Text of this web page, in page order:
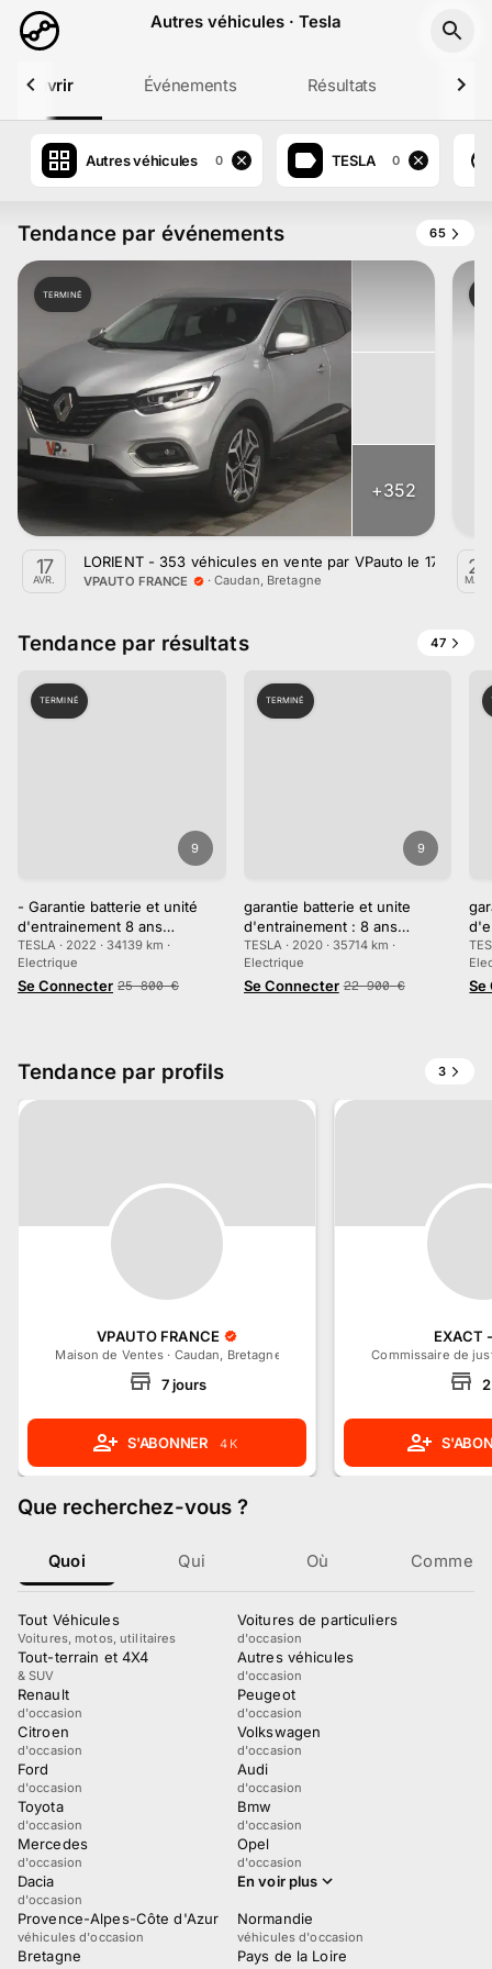
Aller au contenu principal
Autres véhicules · Tesla
Événements Résultats
Autres véhicules 0 TESLA 0
Tendance par événements 65
TERMINÉ
+352
17
AVR.
LORIENT - 353 véhicules en vente par VPauto le 17 avril
VPAUTO FRANCE · Caudan, Bretagne
22
Tendance par résultats 47
9
TERMINÉ
- Garantie batterie et unité
d'entrainement 8 ans…
TESLA · 2022 · 34139 km ·
Electrique
Se Connecter 25 800 €
9
TERMINÉ
garantie batterie et unite
d'entrainement : 8 ans…
TESLA · 2020 · 35714 km ·
Electrique
Se Connecter 22 900 € Se
Tendance par profils 3
VPAUTO FRANCE
Maison de Ventes · Caudan, Bretagne
7jours
S'ABONNER 4 K
EXACT
Commissaire de
2
Que recherchez-vous ?
Quoi Qui Où Comment
Tout Véhicules
Voitures, motos, utilitaires
Voitures de particuliers
d'occasion
Tout-terrain et 4X4
& SUV
Autres véhicules
d'occasion
Renault
d'occasion
Peugeot
d'occasion
Citroen
d'occasion
Volkswagen
d'occasion
Ford
d'occasion
Audi
d'occasion
Toyota
d'occasion
Bmw
d'occasion
Mercedes
d'occasion
Opel
d'occasion
Dacia
d'occasion
En voir plus
Provence-Alpes-Côte d'Azur
véhicules d'occasion
Normandie
véhicules d'occasion
Bretagne Pays de la Loire